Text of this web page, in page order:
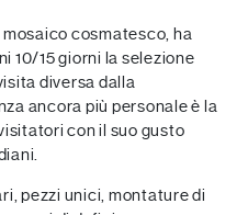
cosmatesco, ha
10/15 giorni la selezione
diversa dalla
ancora più personale è la
con il suo gusto
pezzi unici, montature di